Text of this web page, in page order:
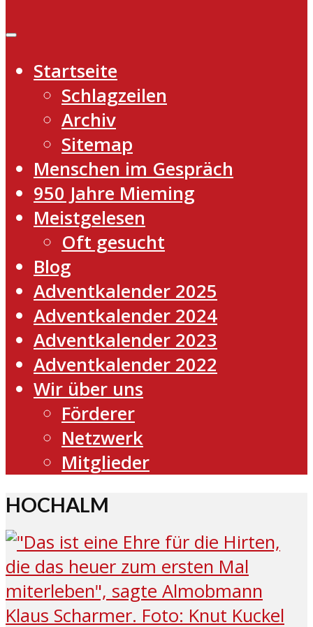
Startseite
Schlagzeilen
Archiv
Sitemap
Menschen im Gespräch
950 Jahre Mieming
Meistgelesen
Oft gesucht
Blog
Adventkalender 2025
Adventkalender 2024
Adventkalender 2023
Adventkalender 2022
Wir über uns
Förderer
Netzwerk
Mitglieder
HOCHALM